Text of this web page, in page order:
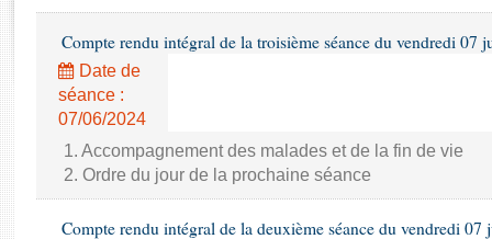
Baromètre de l’application des lois
Dossiers législatifs
Budget et sécurité sociale
Questions écrites et orales
Comptes rendus des débats
Compte rendu intégral de la troisième séance du vendredi 07
Date de
séance :
07/06/2024
1. Accompagnement des malades et de la fin de vie
2. Ordre du jour de la prochaine séance
Compte rendu intégral de la deuxième séance du vendredi 07